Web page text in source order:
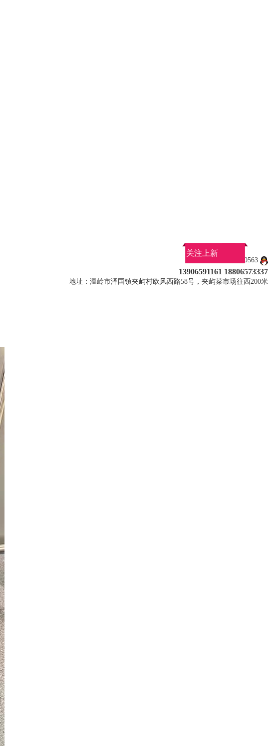
QQ：7430563
13906591161 18806573337
地址：温岭市泽国镇夹屿村欧风西路58号，夹屿菜市场往西200米
关注上新